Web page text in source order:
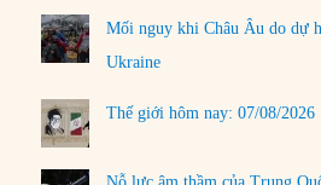
Mối nguy khi Châu Âu do dự
Ukraine
Thế giới hôm nay: 07/08/2026